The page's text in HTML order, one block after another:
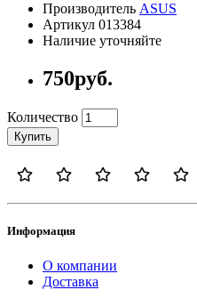
Производитель ASUS
Артикул 013384
Наличие уточняйте
750руб.
Количество
Купить
Информация
О компании
Доставка